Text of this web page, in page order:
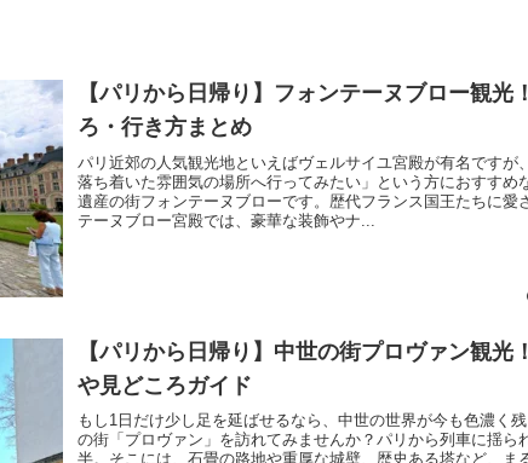
【パリから日帰り】フォンテーヌブロー観光
ろ・行き方まとめ
パリ近郊の人気観光地といえばヴェルサイユ宮殿が有名ですが
落ち着いた雰囲気の場所へ行ってみたい」という方におすすめ
遺産の街フォンテーヌブローです。歴代フランス国王たちに愛
テーヌブロー宮殿では、豪華な装飾やナ...
【パリから日帰り】中世の街プロヴァン観光
や見どころガイド
もし1日だけ少し足を延ばせるなら、中世の世界が今も色濃く
の街「プロヴァン」を訪れてみませんか？パリから列車に揺ら
半。そこには、石畳の路地や重厚な城壁、歴史ある塔など、ま